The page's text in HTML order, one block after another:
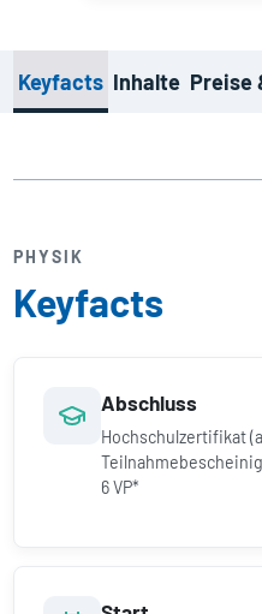
Keyfacts Inhalte Preise
PHYSIK
Keyfacts
Abschluss
Hochschulzertifikat
6 VP*